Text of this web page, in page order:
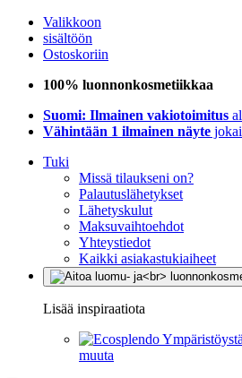
Valikkoon
sisältöön
Ostoskoriin
100% luonnonkosmetiikkaa
Suomi: Ilmainen vakiotoimitus
Vähintään 1 ilmainen näyte
Tuki
Missä tilaukseni on?
Palautuslähetykset
Lähetyskulut
Maksuvaihtoehdot
Yhteystiedot
Kaikki asiakastukiaiheet
Lisää inspiraatiota
muuta